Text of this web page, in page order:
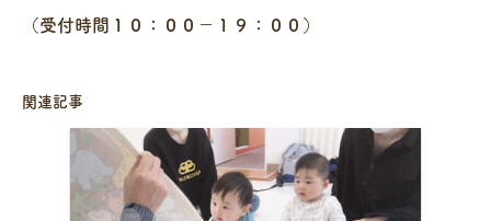
（受付時間１０：００－１９：００）
関連記事